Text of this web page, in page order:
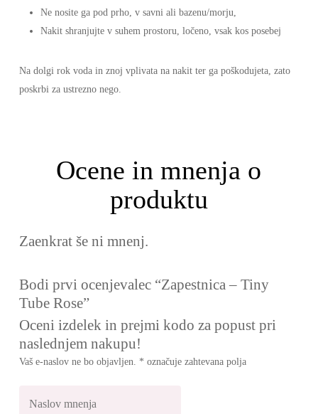
Ne nosite ga pod prho, v savni ali bazenu/morju,
Nakit shranjujte v suhem prostoru, ločeno, vsak kos posebej
Na dolgi rok voda in znoj vplivata na nakit ter ga poškodujeta, zato
poskrbi za ustrezno nego.
Ocene in mnenja o
produktu
Zaenkrat še ni mnenj.
Bodi prvi ocenjevalec “Zapestnica – Tiny
Tube Rose”
Oceni izdelek in prejmi kodo za popust pri
naslednjem nakupu!
Vaš e-naslov ne bo objavljen. * označuje zahtevana polja